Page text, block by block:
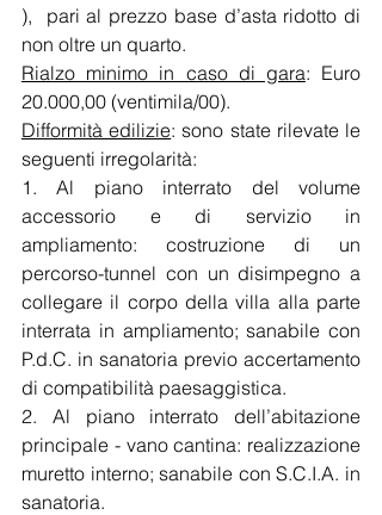
),  pari al prezzo base d’asta ridotto di
non oltre un quarto.
Rialzo minimo in caso di gara: Euro
20.000,00 (ventimila/00).
Difformità edilizie: sono state rilevate le
seguenti irregolarità:
1. Al piano interrato del volume
accessorio e di servizio in
ampliamento: costruzione di un
percorso-tunnel con un disimpegno a
collegare il corpo della villa alla parte
interrata in ampliamento; sanabile con
P.d.C. in sanatoria previo accertamento
di compatibilità paesaggistica.
2. Al piano interrato dell’abitazione
principale - vano cantina: realizzazione
muretto interno; sanabile con S.C.I.A. in
sanatoria.